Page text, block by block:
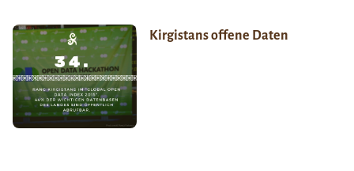
Kirgistans offene Daten